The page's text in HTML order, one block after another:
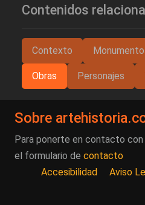
Contenidos
Contexto
Obras Personajes
Sobre
Para ponerte en contacto
el formulario de contacto
Accesibilidad
Aviso